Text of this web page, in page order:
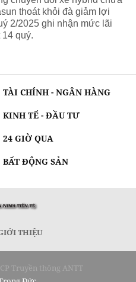
thoát khỏi đà giảm lợi
2/2025 ghi nhận mức lãi
14 quý.
TÀI CHÍNH - NGÂN HÀNG
KINH TẾ - ĐẦU TƯ
24 GIỜ QUA
BẤT ĐỘNG SẢN
THIỆU
Truyền thông ANTT